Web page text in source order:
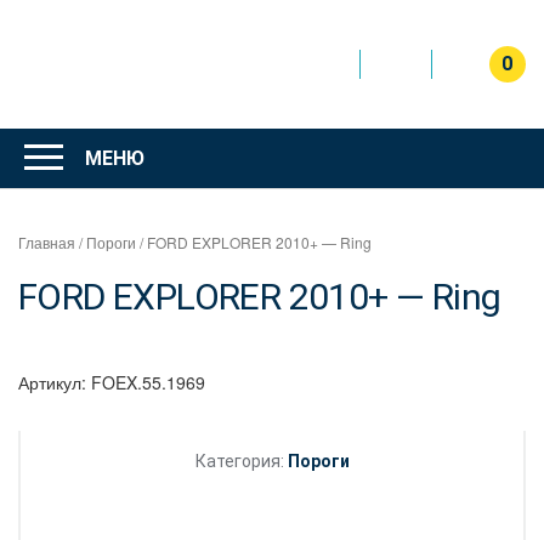
Интернет
магазин
"Can Auto"
0
МЕНЮ
Главная /Пороги / FORD EXPLORER 2010+ — Ring
FORD EXPLORER 2010+ — Ring
Артикул: FOEX.55.1969
Категория: Пороги